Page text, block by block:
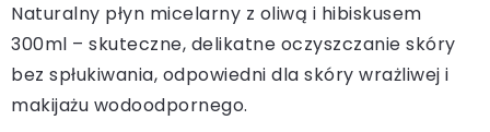
Naturalny płyn micelarny z oliwą i hibiskusem
300ml – skuteczne, delikatne oczyszczanie skóry
bez spłukiwania, odpowiedni dla skóry wrażliwej i
makijażu wodoodpornego.